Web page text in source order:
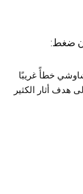
ضغط:
شاوشي خطأً غريبًا
هدف أثار الكثير